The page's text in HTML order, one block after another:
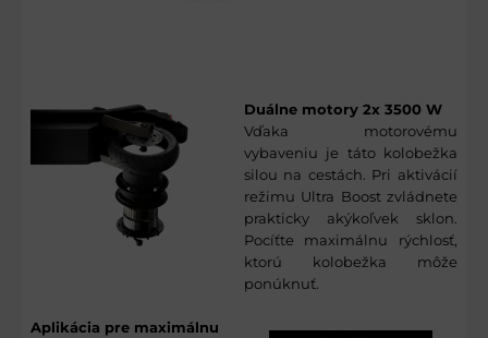
Duálne motory 2x 3500 W
Vďaka motorovému
vybaveniu je táto kolobežka
silou na cestách. Pri aktivácií
režimu Ultra Boost zvládnete
prakticky akýkoľvek sklon.
Pocíťte maximálnu rýchlosť,
ktorú kolobežka môže
ponúknuť.
Aplikácia pre maximálnu